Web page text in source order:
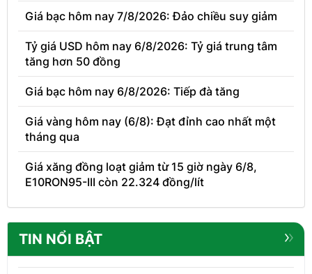
Giá bạc hôm nay 7/8/2026: Đảo chiều suy giảm
Tỷ giá USD hôm nay 6/8/2026: Tỷ giá trung tâm
tăng hơn 50 đồng
Giá bạc hôm nay 6/8/2026: Tiếp đà tăng
Giá vàng hôm nay (6/8): Đạt đỉnh cao nhất một
tháng qua
Giá xăng đồng loạt giảm từ 15 giờ ngày 6/8,
E10RON95-III còn 22.324 đồng/lít
TIN NỔI BẬT